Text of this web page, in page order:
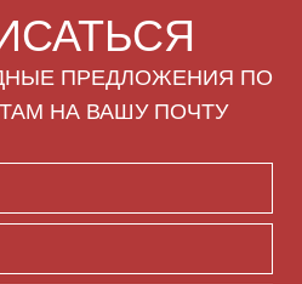
ПРЕДЛОЖЕНИЯ ПО
НА ВАШУ ПОЧТУ